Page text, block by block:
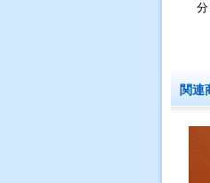
関連